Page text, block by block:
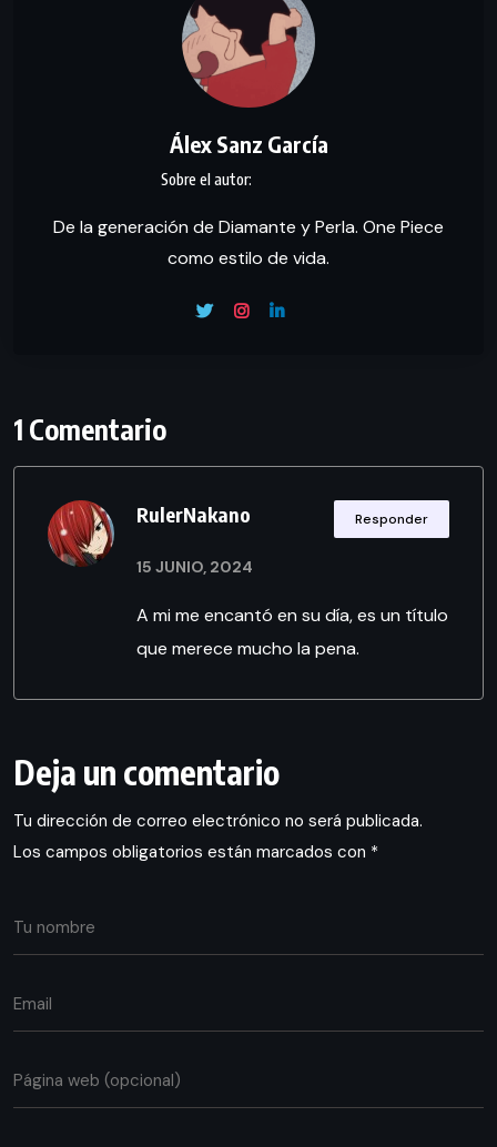
Álex Sanz García
De la generación de Diamante y Perla. One Piece
como estilo de vida.
1 Comentario
RulerNakano
15 JUNIO, 2024
A mi me encantó en su día, es un título
que merece mucho la pena.
Responder
Deja un comentario
Tu dirección de correo electrónico no será publicada.
Los campos obligatorios están marcados con *